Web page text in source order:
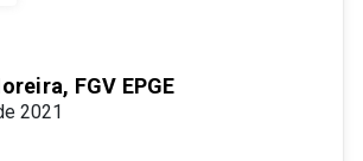
FGV EPGE
2021